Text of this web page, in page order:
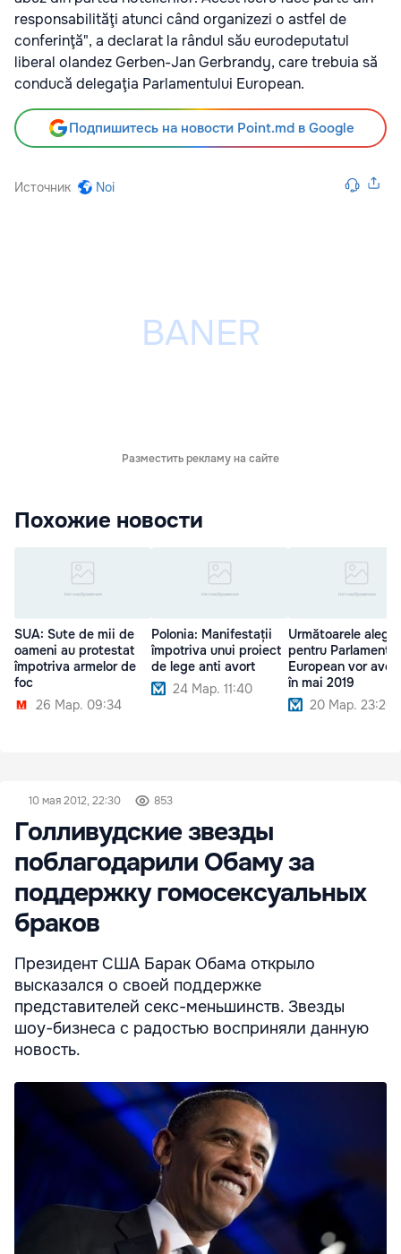
responsabilităţi atunci când organizezi o astfel de
conferinţă", a declarat la rândul său eurodeputatul
liberal olandez Gerben-Jan Gerbrandy, care trebuia să
conducă delegaţia Parlamentului European.
Подпишитесь на новости Point.md в Google
Источник Noi
Разместить рекламу на сайте
Похожие новости
SUA: Sute de mii de
oameni au protestat
împotriva armelor de
foc
26 Мар. 09:34
Polonia: Manifestații
împotriva unui proiect
de lege anti avort
24 Мар. 11:40
Următoarele
pentru Parlamentul
European vor
în mai 2019
20 Мар. 23:20
10 мая 2012, 22:30 853
Голливудские звезды
поблагодарили Обаму за
поддержку гомосексуальных
браков
Президент США Барак Обама открыло
высказался о своей поддержке
представителей секс-меньшинств. Звезды
шоу-бизнеса с радостью восприняли данную
новость.